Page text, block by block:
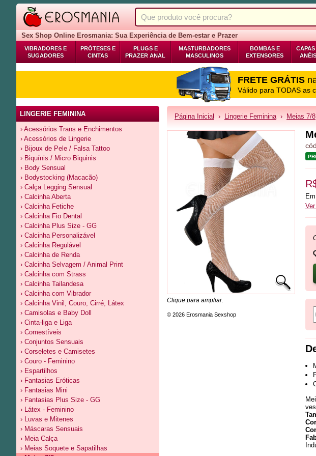
Sex Shop Online Erosmania: Sua Experiência de Bem-estar e Prazer
VIBRADORES E
SUGADORES
PRÓTESES E
CINTAS
PLUGS E
PRAZER ANAL
MASTURBADORES
MASCULINOS
BOMBAS E
EXTENSORES
CAPAS
ANÉIS
FRETE GRÁTIS
Válido para TODAS as
LINGERIE FEMININA
› Acessórios Trans e Enchimentos
› Acessórios de Lingerie
› Bijoux de Pele / Falsa Tattoo
› Biquínis / Micro Biquinis
› Body Sensual
› Bodystocking (Macacão)
› Calça Legging Sensual
› Calcinha Aberta
› Calcinha Fetiche
› Calcinha Fio Dental
› Calcinha Plus Size - GG
› Calcinha Personalizável
› Calcinha Regulável
› Calcinha de Renda
› Calcinha Selvagem / Animal Print
› Calcinha com Strass
› Calcinha Tailandesa
› Calcinha com Vibrador
› Calcinha Vinil, Couro, Cirré, Látex
› Camisolas e Baby Doll
› Cinta-liga e Liga
› Comestíveis
› Conjuntos Sensuais
› Corseletes e Camisetes
› Couro - Feminino
› Espartilhos
› Fantasias Eróticas
› Fantasias Mini
› Fantasias Plus Size - GG
› Látex - Feminino
› Luvas e Mitenes
› Máscaras Sensuais
› Meia Calça
› Meias Soquete e Sapatilhas
Página Inicial › Lingerie Feminina› Meias 7/8
Clique para ampliar.
© 2026 Erosmania Sexshop